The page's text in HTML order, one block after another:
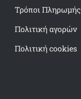
Τρόποι Πληρωμής
Πολιτική αγορών
Πολιτική cookies